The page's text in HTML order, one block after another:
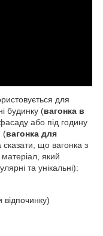
для
будинку (вагонка в
або під годину
(вагонка для
що вагонка з
який
та унікальні):
відпочинку)